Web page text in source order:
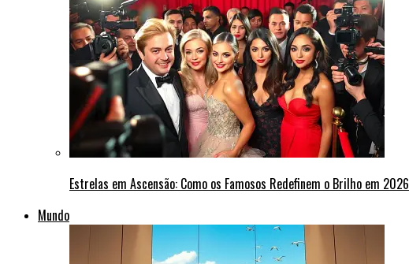
Estrelas em Ascensão: Como os Famosos Redefinem o Brilho em 2026
Mundo